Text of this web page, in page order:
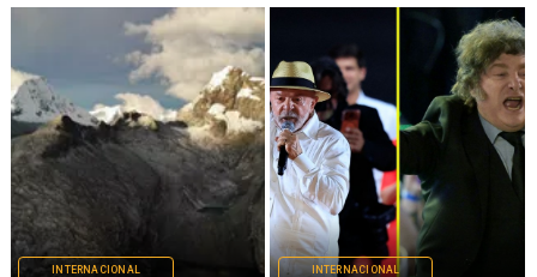
INTERNACIONAL INTERNACIONAL